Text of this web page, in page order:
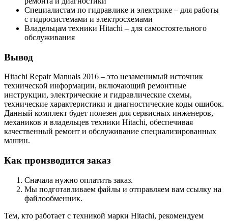
Специалистам по гидравлике и электрике – для работы
с гидросистемами и электросхемами
Владельцам техники Hitachi – для самостоятельного
обслуживания
Вывод
Hitachi Repair Manuals 2016 – это незаменимый источник
технической информации, включающий ремонтные
инструкции, электрические и гидравлические схемы,
технические характеристики и диагностические коды ошибок.
Данный комплект будет полезен для сервисных инженеров,
механиков и владельцев техники Hitachi, обеспечивая
качественный ремонт и обслуживание специализированных
машин.
Как производится заказ
Сначала нужно оплатить заказ.
Мы подготавливаем файлы и отправляем вам ссылку на
файлообменник.
Тем, кто работает с техникой марки Hitachi, рекомендуем